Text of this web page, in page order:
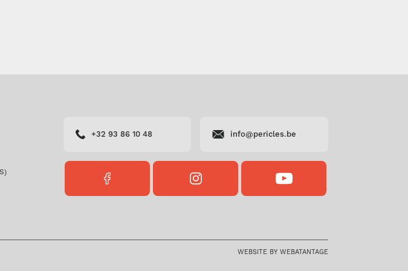
+32 93 86 10 48 info@pericles.be
FACEBOOK
INSTAGRAM
YOUTUBE
WEBSITE BY WEBATANTAGE